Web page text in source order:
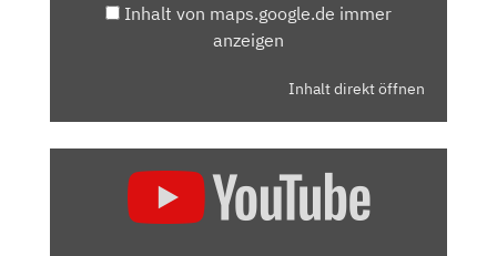
Inhalt von maps.google.de immer
anzeigen
Inhalt direkt öffnen